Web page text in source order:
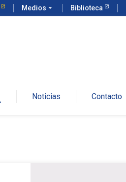
Medios arrow_drop_down Biblioteca
Noticias Contacto